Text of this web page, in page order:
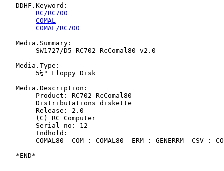
   DDHF.Keyword:
RC/RC700
COMAL
COMAL/RC700
   Media.Summary:
   Media.Type:
   Media.Description: